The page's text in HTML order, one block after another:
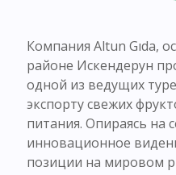
Компания Altun Gıda,
районе Искендерун
одной из ведущих
экспорту свежих
питания. Опираясь на
инновационное
позиции на мировом